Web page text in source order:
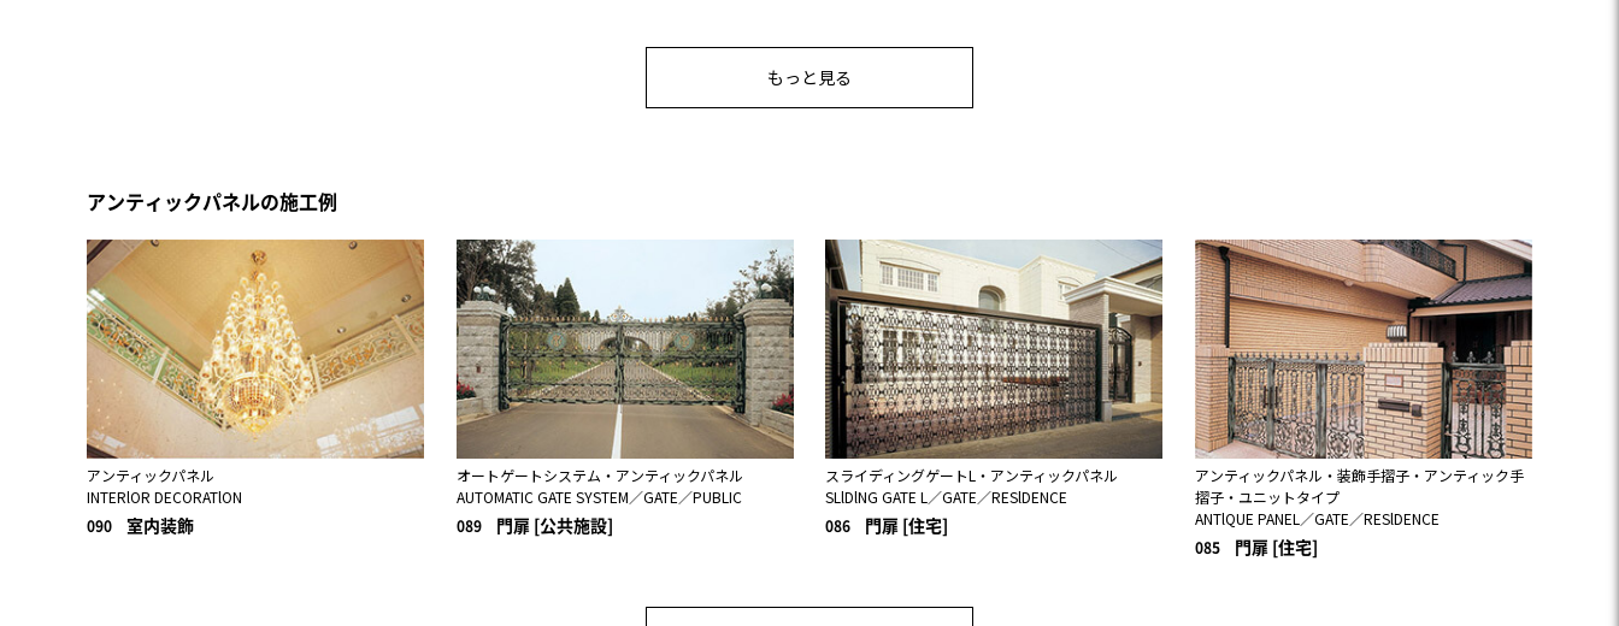
もっと見る
アンティックパネルの施工例
アンティックパネル
INTERlOR DECORATlON
090 室内装飾
オートゲートシステム・アンティックパネル
AUTOMATIC GATE SYSTEM／GATE／PUBLIC
089 門扉 [公共施設]
スライディングゲートL・アンティックパネル
SLlDlNG GATE L／GATE／RESlDENCE
086 門扉 [住宅]
アンティックパネル・装飾手摺子・アンティック手
摺子・ユニットタイプ
ANTlQUE PANEL／GATE／RESlDENCE
085 門扉 [住宅]